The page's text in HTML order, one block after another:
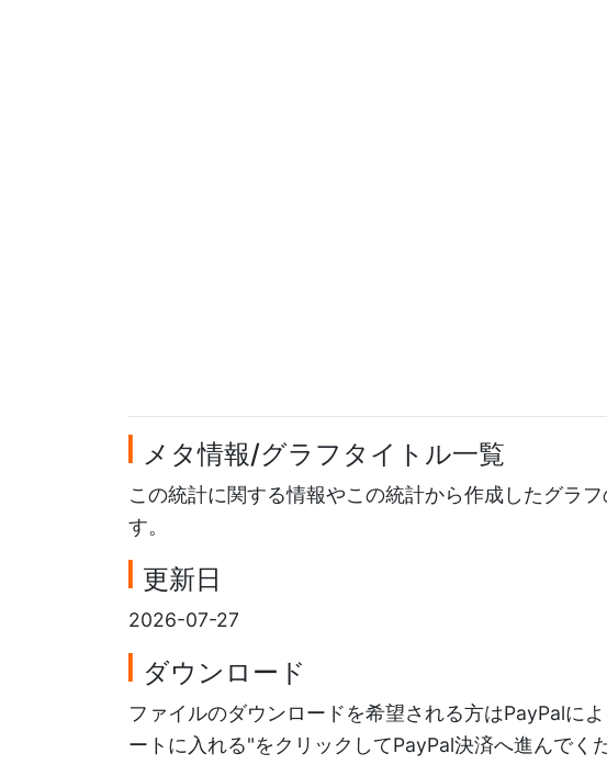
メタ情報/グラフタイトル一覧
この統計に関する情報やこの統計から作成したグラ
す。
更新日
2026-07-27
ダウンロード
ファイルのダウンロードを希望される方はPayPalに
ートに入れる"をクリックしてPayPal決済へ進んでく